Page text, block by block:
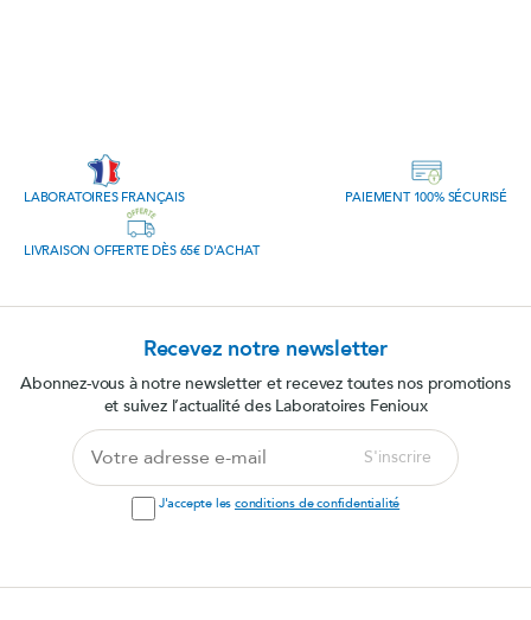
LABORATOIRES FRANÇAIS PAIEMENT 100% SÉCURISÉ
LIVRAISON OFFERTE DÈS 65€ D'ACHAT
Recevez notre newsletter
Abonnez-vous à notre newsletter et recevez toutes nos promotions
et suivez l’actualité des Laboratoires Fenioux
adresse
e-
S'inscrire
J'accepte les conditions de confidentialité